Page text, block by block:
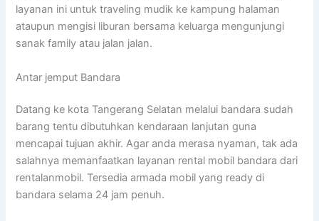
layanan ini untuk traveling mudik ke kampung halaman
ataupun mengisi liburan bersama keluarga mengunjungi
sanak family atau jalan jalan.
Antar jemput Bandara
Datang ke kota Tangerang Selatan melalui bandara sudah
barang tentu dibutuhkan kendaraan lanjutan guna
mencapai tujuan akhir. Agar anda merasa nyaman, tak ada
salahnya memanfaatkan layanan rental mobil bandara dari
rentalanmobil. Tersedia armada mobil yang ready di
bandara selama 24 jam penuh.